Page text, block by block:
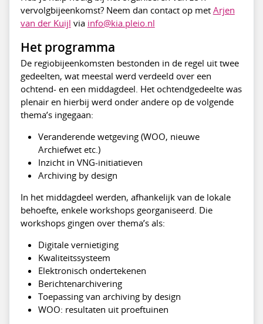
vervolgbijeenkomst? Neem dan contact op met Arjen
van der Kuijl via info@kia.pleio.nl
Het programma
De regiobijeenkomsten bestonden in de regel uit twee
gedeelten, wat meestal werd verdeeld over een
ochtend- en een middagdeel. Het ochtendgedeelte was
plenair en hierbij werd onder andere op de volgende
thema’s ingegaan:
Veranderende wetgeving (WOO, nieuwe
Archiefwet etc.)
Inzicht in VNG-initiatieven
Archiving by design
In het middagdeel werden, afhankelijk van de lokale
behoefte, enkele workshops georganiseerd. Die
workshops gingen over thema’s als:
Digitale vernietiging
Kwaliteitssysteem
Elektronisch ondertekenen
Berichtenarchivering
Toepassing van archiving by design
WOO: resultaten uit proeftuinen